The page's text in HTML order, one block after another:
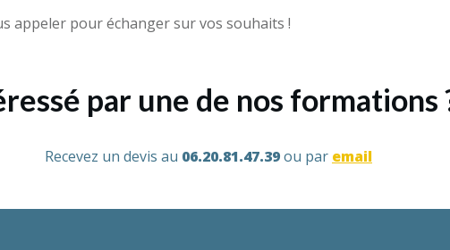
appeler pour échanger sur vos souhaits !
par une de nos formations
Recevez un devis au 06.20.81.47.39ou par email